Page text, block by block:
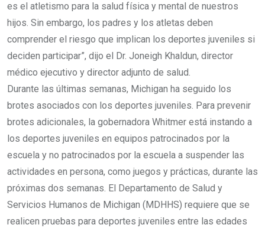
es el atletismo para la salud física y mental de nuestros
hijos. Sin embargo, los padres y los atletas deben
comprender el riesgo que implican los deportes juveniles si
deciden participar”, dijo el Dr. Joneigh Khaldun, director
médico ejecutivo y director adjunto de salud.
Durante las últimas semanas, Michigan ha seguido los
brotes asociados con los deportes juveniles. Para prevenir
brotes adicionales, la gobernadora Whitmer está instando a
los deportes juveniles en equipos patrocinados por la
escuela y no patrocinados por la escuela a suspender las
actividades en persona, como juegos y prácticas, durante las
próximas dos semanas. El Departamento de Salud y
Servicios Humanos de Michigan (MDHHS) requiere que se
realicen pruebas para deportes juveniles entre las edades